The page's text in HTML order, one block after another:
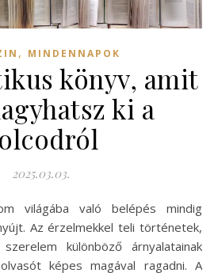
, MINDENNAPOK
könyv, amit
ki a
2025.03.03.
Az érzelmekkel teli történetek,
különböző árnyalatainak
képes magával ragadni. A